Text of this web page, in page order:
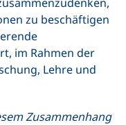
zu beschäftigen
im Rahmen der
Lehre und
Zusammenhang